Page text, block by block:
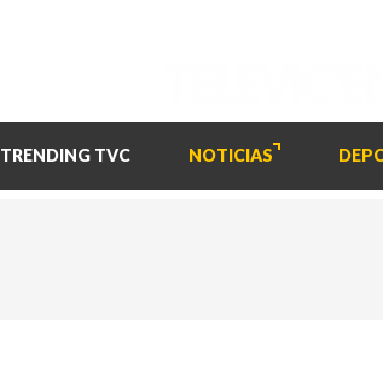
TRENDING TVC NOTICIAS